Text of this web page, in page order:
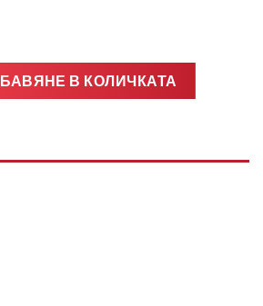
стъкло VOLVO XC90 2015-
В КОЛИЧКАТА